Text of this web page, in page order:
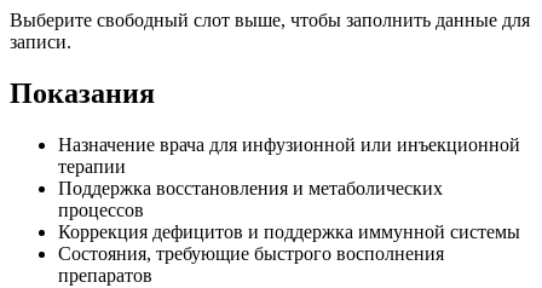
Выберите свободный слот выше, чтобы заполнить данные для
записи.
Показания
Назначение врача для инфузионной или инъекционной
терапии
Поддержка восстановления и метаболических
процессов
Коррекция дефицитов и поддержка иммунной системы
Состояния, требующие быстрого восполнения
препаратов